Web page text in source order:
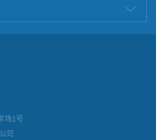
场1号
司